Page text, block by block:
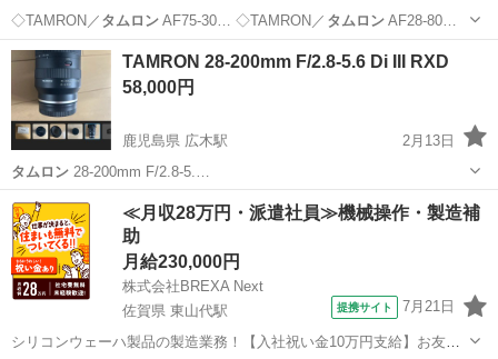
◇TAMRON／ タムロンAF75-30… ◇TAMRON／ タムロンAF28-80…
大阪 大阪市
TAMRON 28-200mm F/2.8-5.6 Di III RXD
58,000円
鹿児島県 広木駅
2月13日
タムロン28-200mm F/2.8-5.…
鹿児島 鹿児島市 広木駅 カメラ タムロン
≪月収28万円・派遣社員≫機械操作・製造補
助
月給230,000円
株式会社BREXA Next
佐賀県 東山代駅
提携サイト 7月21日
シリコンウェーハ製品の製造業務！【入社祝い金10万円支給】お友達